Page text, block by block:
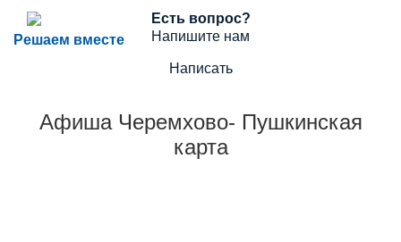
Решаем вместе
Есть вопрос?
Напишите нам
Написать
Афиша Черемхово- Пушкинская
карта